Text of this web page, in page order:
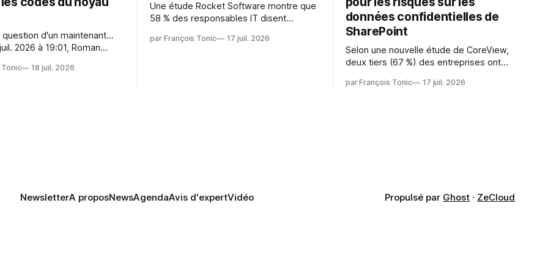
question d'un maintenant...
2026 à 19:01, Roman
18 juil. 2026
Une étude Rocket Software montre que
58 % des responsables IT disent
émergentes telles que l'IA. Mais l'IA est
par François Tonic 17 juil. 2026
données confidentielles de
SharePoint
Selon une nouvelle étude de CoreView,
deux tiers (67 %) des entreprises ont
Microsoft Copilot, craignant que l'IA
par François Tonic 17 juil. 2026
NewsletterA proposNewsAgendaAvis d'expertVidéo Propulsé par Ghost · ZeCloud